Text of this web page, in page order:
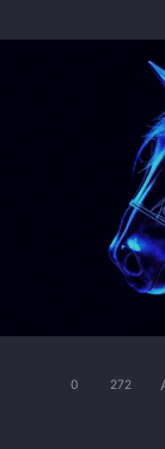
0 272